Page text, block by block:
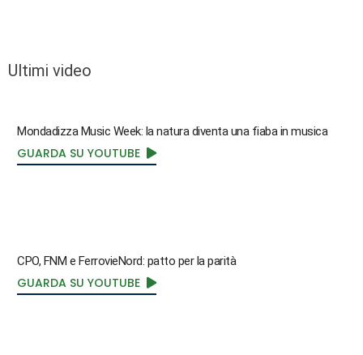
Ultimi video
Mondadizza Music Week: la natura diventa una fiaba in musica
GUARDA SU YOUTUBE
CPO, FNM e FerrovieNord: patto per la parità
GUARDA SU YOUTUBE